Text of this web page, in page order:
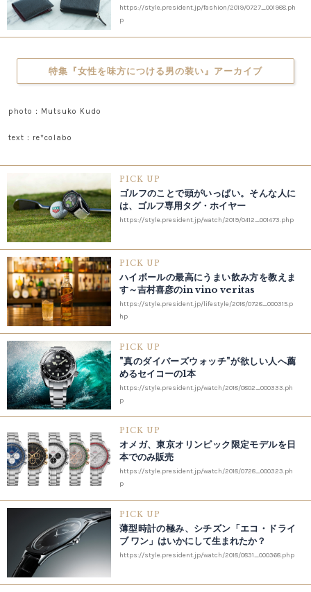
https://style.president.jp/fashion/2019/0727_001988.ph
p
特集『女性を味方につける男の装い』アーカイブ
photo：Mutsuko Kudo
text：re*colabo
PICK UP
ゴルフのことで頭がいっぱい。そんな人に
は、ゴルフ専用タグ・ホイヤー
https://style.president.jp/watch/2019/0412_001473.php
PICK UP
ハイボールの最高にうまい飲み方を教えま
す～吉村喜彦のin vino veritas
https://style.president.jp/lifestyle/2018/0728_000315.p
hp
PICK UP
"真のダイバーズウォッチ"が欲しい人へ薦
めるセイコーの1本
https://style.president.jp/watch/2018/0802_000333.ph
p
PICK UP
オメガ、東京オリンピック限定モデルを日
本でのみ販売
https://style.president.jp/watch/2018/0728_000323.ph
p
PICK UP
薄型時計の極み、シチズン「エコ・ドライ
ブ ワン」はいかにして生まれたか？
https://style.president.jp/watch/2018/0831_000368.php